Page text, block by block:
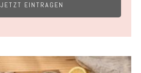
JETZT EINTRAGEN